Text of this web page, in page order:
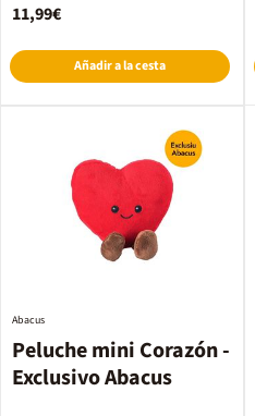
11,99€
Añadir a la cesta
Peluche mini Corazón -
Exclusivo Abacus
Abacus